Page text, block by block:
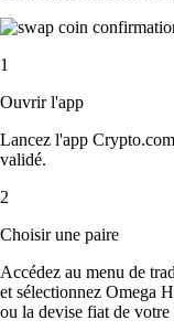
1
Ouvrir l'app
Lancez l'app
validé.
2
Choisir une paire
Accédez au menu de
et sélectionnez Omega
ou la devise fiat de